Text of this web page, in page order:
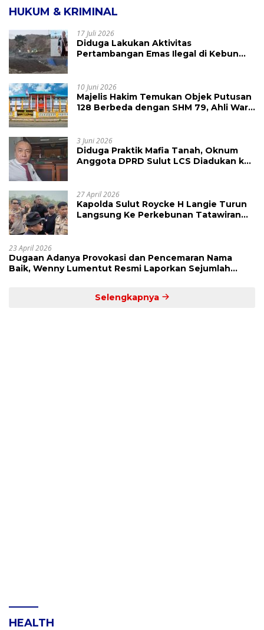
HUKUM & KRIMINAL
17 Juli 2026
Diduga Lakukan Aktivitas
Pertambangan Emas Ilegal di Kebun
10 Juni 2026
Majelis Hakim Temukan Objek Putusan
128 Berbeda dengan SHM 79, Ahli Waris
3 Juni 2026
Diduga Praktik Mafia Tanah, Oknum
Anggota DPRD Sulut LCS Diadukan ke
27 April 2026
Kapolda Sulut Roycke H Langie Turun
Langsung Ke Perkebunan Tatawiran
23 April 2026
Dugaan Adanya Provokasi dan Pencemaran Nama
Baik, Wenny Lumentut Resmi Laporkan Sejumlah
Selengkapnya
HEALTH